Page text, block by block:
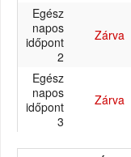
Egész
napos
időpont
2
Zárva
Egész
napos
időpont
3
Zárva